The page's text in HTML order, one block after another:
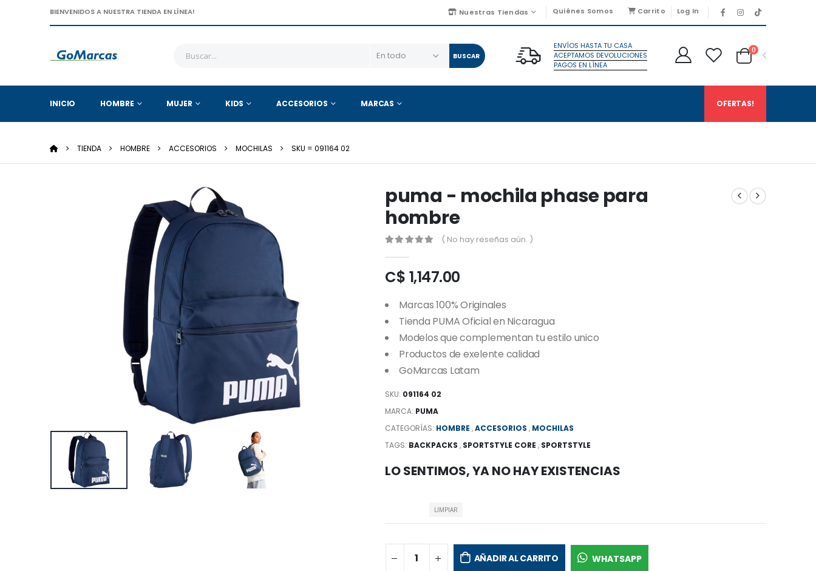
BIENVENIDOS A NUESTRA TIENDA EN LÍNEA! Nuestras Tiendas Quiénes Somos Carrito Log In
BUSCAR
ENVÍOS HASTA TU CASA
ACEPTAMOS DEVOLUCIONES
PAGOS EN LÍNEA
0
INICIO HOMBRE MUJER KIDS ACCESORIOS MARCAS OFERTAS!
TIENDA HOMBRE ACCESORIOS MOCHILAS SKU = 091164 02
puma - mochila phase para
hombre
( No hay reseñas aún. )
C$ 1,147.00
Marcas 100% Originales
Tienda PUMA Oficial en Nicaragua
Modelos que complementan tu estilo unico
Productos de exelente calidad
GoMarcas Latam
SKU: 091164 02
MARCA: PUMA
CATEGORÍAS: HOMBRE ,ACCESORIOS , MOCHILAS
TAGS: BACKPACKS , SPORTSTYLE CORE , SPORTSTYLE
LO SENTIMOS, YA NO HAY EXISTENCIAS
LIMPIAR
AÑADIR AL CARRITO WHATSAPP